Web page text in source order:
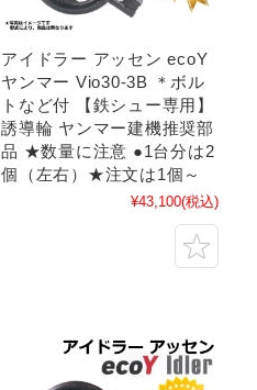
アイドラー アッセン ecoY
ヤンマー Vio30-3B ＊ボル
トなど付 【鉄シュー専用】
誘導輪 ヤンマー建機推奨部
品 ★数量に注意 ●1台分は2
個（左右）★注文は1個～
¥43,100(税込)